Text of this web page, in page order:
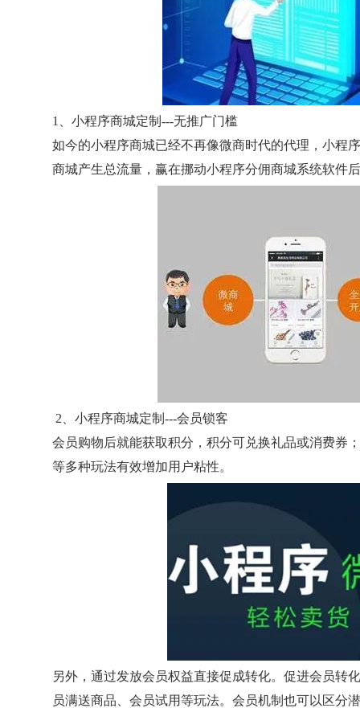
1、小程序商城定制---无推广门槛
如今的小程序商城已经不再像微商时代的代理，小程
商城产生总流量，赢在挪动小程序分佣商城系统软件
2、小程序商城定制---会员锁客
会员购物后就能获取积分，积分可兑换礼品或消费券
等多种玩法有效增加用户粘性。
另外，通过发放会员权益直接促成转化。促进会员转
员满送商品、会员试用等玩法。会员机制也可以区分